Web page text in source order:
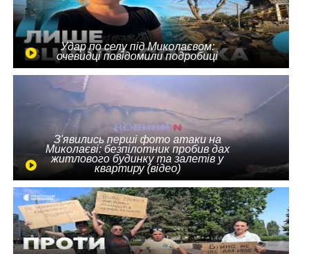
Удар по селу під Миколаєвом:
очевидці повідомили подробиці
З'явились перші фото атаки на
Миколаєві: безпілотник пробив дах
житлового будинку та залетів у
квартиру (відео)